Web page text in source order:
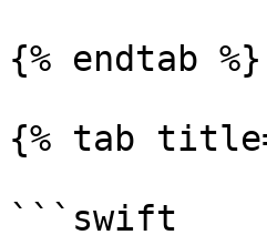
{% endtab %}
{% tab
```swift